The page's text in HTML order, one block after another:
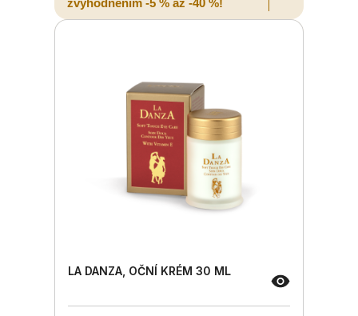
LA DANZA, OČNÍ KRÉM 30 ML